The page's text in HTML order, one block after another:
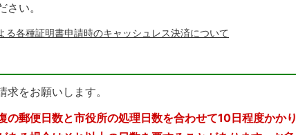
い。
る各種証明書申請時のキャッシュレス決済について
をお願いします。
の郵便日数と市役所の処理日数を合わせて10日程度かかり